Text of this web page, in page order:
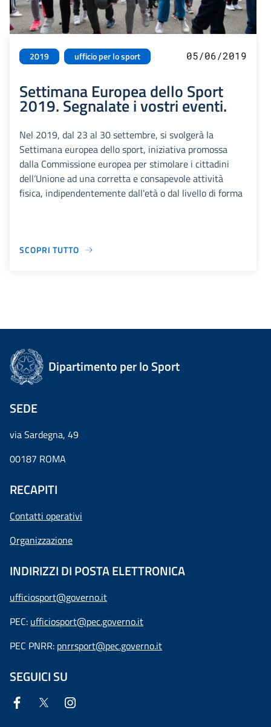
2019 ufficio per lo sport 05/06/2019
Settimana Europea dello Sport
2019. Segnalate i vostri eventi.
Nel 2019, dal 23 al 30 settembre, si svolgerà la
Settimana europea dello sport, iniziativa promossa
dalla Commissione europea per stimolare i cittadini
dell’Unione ad una corretta e consapevole attività
fisica, indipendentemente dall'età o dal livello di forma
SCOPRI TUTTO
Dipartimento per lo Sport
SEDE
via Sardegna, 49
00187 ROMA
RECAPITI
Contatti operativi
Organizzazione
INDIRIZZI DI POSTA ELETTRONICA
ufficiosport@governo.it
PEC: ufficiosport@pec.governo.it
PEC PNRR: pnrrsport@pec.governo.it
SEGUICI SU